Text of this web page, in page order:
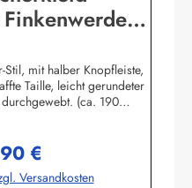
mit halber Knopfleiste,
Taille, leicht gerundeter
(ca. 190
Preis:
€
Versandkosten